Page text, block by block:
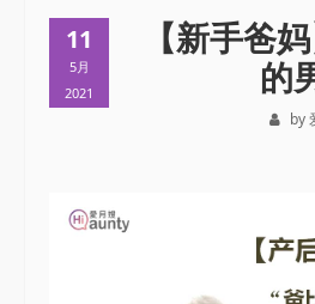
11
5月
2021
【新手爸
的
by